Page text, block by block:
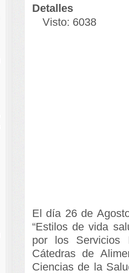
Detalles
Visto: 6038
El día 26 de
“Estilos de vida
por los Servicios
Cátedras de
Ciencias de la